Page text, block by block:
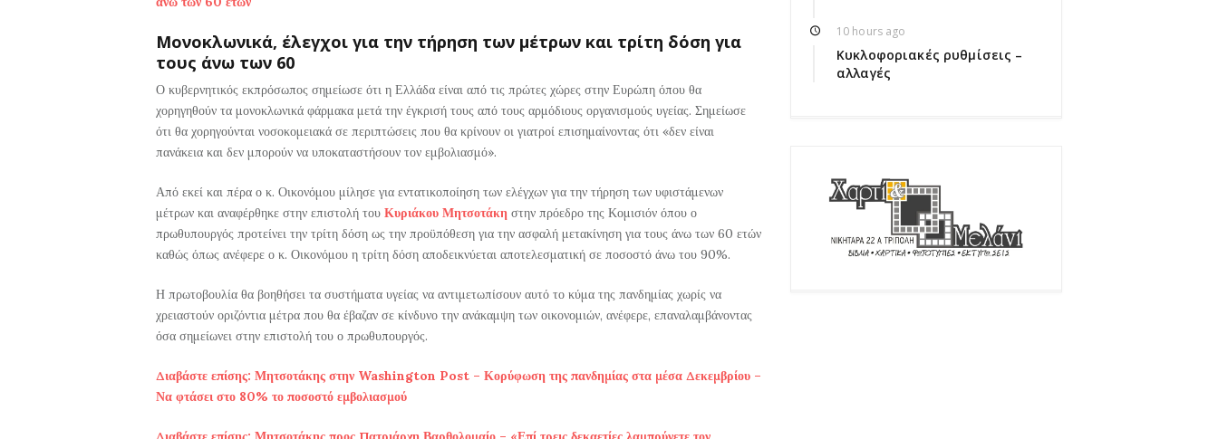
Μονοκλωνικά, έλεγχοι για την τήρηση των μέτρων και τρίτη δόση για
τους άνω των 60
Ο κυβερνητικός εκπρόσωπος σημείωσε ότι η Ελλάδα είναι από τις πρώτες χώρες στην Ευρώπη όπου θα
χορηγηθούν τα μονοκλωνικά φάρμακα μετά την έγκρισή τους από τους αρμόδιους οργανισμούς υγείας. Σημείωσε
ότι θα χορηγούνται νοσοκομειακά σε περιπτώσεις που θα κρίνουν οι γιατροί επισημαίνοντας ότι «δεν είναι
πανάκεια και δεν μπορούν να υποκαταστήσουν τον εμβολιασμό».
Από εκεί και πέρα ο κ. Οικονόμου μίλησε για εντατικοποίηση των ελέγχων για την τήρηση των υφιστάμενων
μέτρων και αναφέρθηκε στην επιστολή του Κυριάκου Μητσοτάκη στην πρόεδρο της Κομισιόν όπου ο
πρωθυπουργός προτείνει την τρίτη δόση ως την προϋπόθεση για την ασφαλή μετακίνηση για τους άνω των 60 ετών
καθώς όπως ανέφερε ο κ. Οικονόμου η τρίτη δόση αποδεικνύεται αποτελεσματική σε ποσοστό άνω του 90%.
Η πρωτοβουλία θα βοηθήσει τα συστήματα υγείας να αντιμετωπίσουν αυτό το κύμα της πανδημίας χωρίς να
χρειαστούν οριζόντια μέτρα που θα έβαζαν σε κίνδυνο την ανάκαμψη των οικονομιών, ανέφερε, επαναλαμβάνοντας
όσα σημείωνει στην επιστολή του ο πρωθυπουργός.
Διαβάστε επίσης: Μητσοτάκης στην Washington Post – Κορύφωση της πανδημίας στα μέσα Δεκεμβρίου –
Να φτάσει στο 80% το ποσοστό εμβολιασμού
10 hours ago
Κυκλοφοριακές ρυθμίσεις –
αλλαγές